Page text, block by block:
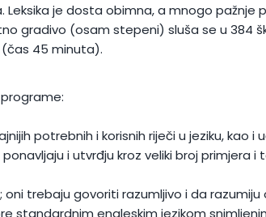
Leksika je dosta obimna, a mnogo pažnje
gradivo (osam stepeni) sluša se u 384
45 minuta).
potrebnih i korisnih riječi u jeziku, kao
i utvrđju kroz veliki broj primjera i
trebaju govoriti razumljivo i da
standardnim engleskim jezikom